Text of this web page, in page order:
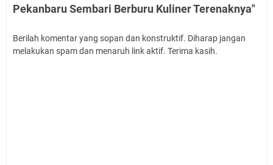
Pekanbaru Sembari Berburu Kuliner Terenaknya"
Berilah komentar yang sopan dan konstruktif. Diharap jangan
melakukan spam dan menaruh link aktif. Terima kasih.